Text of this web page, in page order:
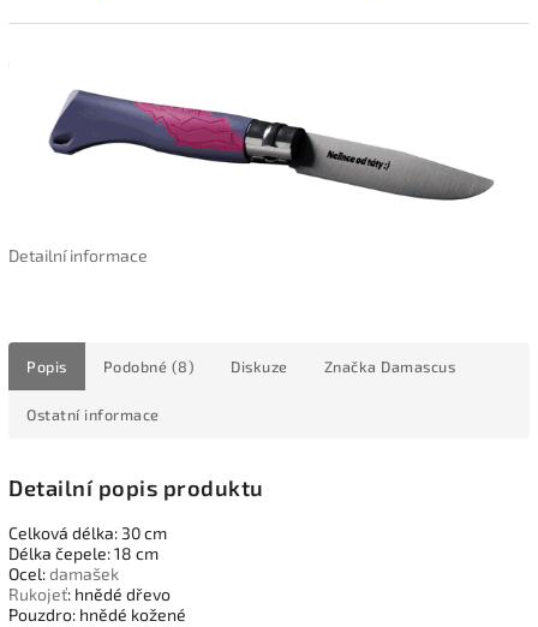
Detailní informace
Popis Podobné (8) Diskuze Značka Damascus
Ostatní informace
Detailní popis produktu
Celková délka: 30 cm
Délka čepele: 18 cm
Ocel:damašek
Rukojeť: hnědé dřevo
Pouzdro: hnědé kožené